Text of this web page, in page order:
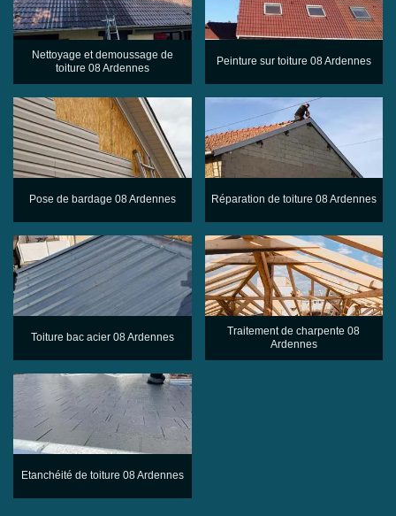
Nettoyage et demoussage de
toiture 08 Ardennes
Peinture sur toiture 08 Ardennes
Pose de bardage 08 Ardennes Réparation de toiture 08 Ardennes
Toiture bac acier 08 Ardennes
Traitement de charpente 08
Ardennes
Etanchéité de toiture 08 Ardennes